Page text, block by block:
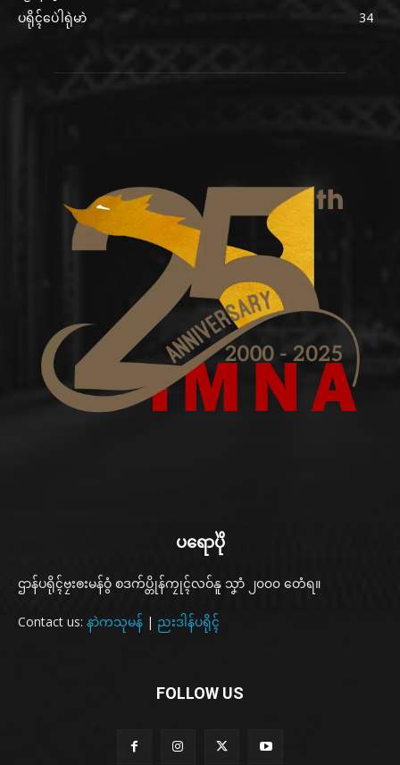
ပရိုၚ်ပေဲါရုဲမာဲ
34
ပရောပိုဲ
ဌာန်ပရိုၚ်ဗၠးၜးမန်ဝွံ စဒက်ပ္တိုန်ကၠုၚ်လဝ်နူ သၞာံ ၂၀၀၀ တေံရ။
Contact us: နာဲကသုမန် | ညးဒါန်ပရိုၚ်
FOLLOW US